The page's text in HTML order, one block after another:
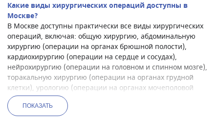
Какие виды хирургических операций доступны в
Москве?
В Москве доступны практически все виды хирургических
операций, включая: общую хирургию, абдоминальную
хирургию (операции на органах брюшной полости),
кардиохирургию (операции на сердце и сосудах),
нейрохирургию (операции на головном и спинном мозге),
торакальную хирургию (операции на органах грудной
клетки), урологию (операции на органах мочеполовой
системы), гинекологию (операции на женских половых
органах), травматологию и ортопедию (операции на костях
и суставах), пластическую хирургию (операции по
ПОКАЗАТЬ